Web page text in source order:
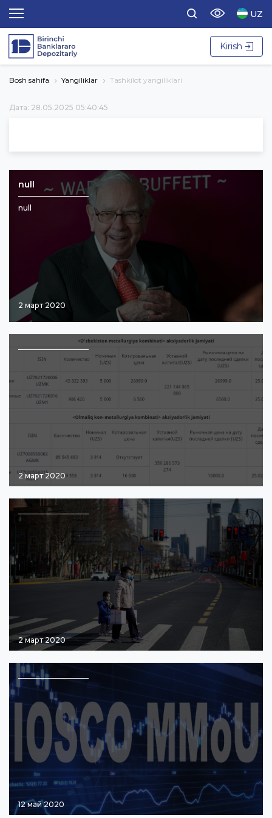
UZ
Kirish
Bosh sahifa Yangiliklar Tashkilot yangiliklari
Дата: 28.05.2025 05:40:45
null
null
2 март 2020
2 март 2020
2 март 2020
12 май 2020